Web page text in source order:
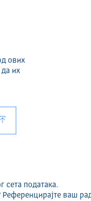
ових
их
сета података.
ваш